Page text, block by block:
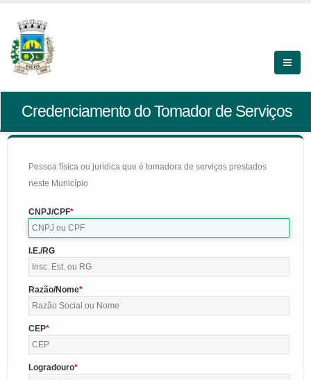
Credenciamento do Tomador de Serviços
Pessoa física ou jurídica que é tomadora de serviços prestados
neste Município
CNPJ/CPF
I.E./RG
Razão/Nome
CEP
Logradouro